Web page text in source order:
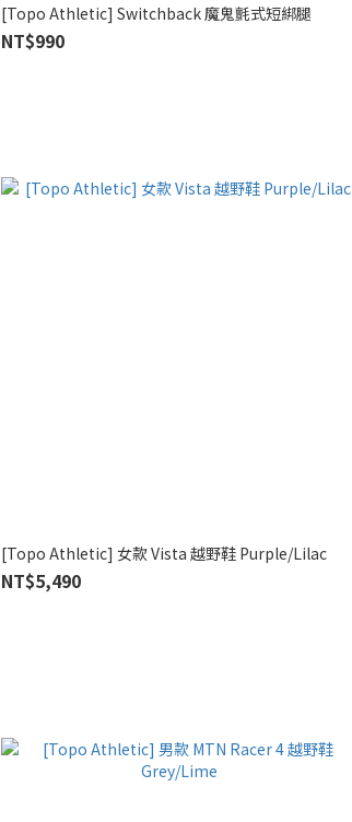
[Topo Athletic] Switchback 魔鬼氈式短綁腿
NT$990
[Topo Athletic] 女款 Vista 越野鞋 Purple/Lilac
NT$5,490